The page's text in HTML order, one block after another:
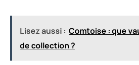
Lisez aussi : Comtoise : que
de collection ?